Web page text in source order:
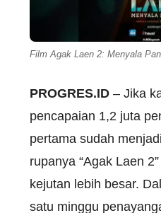
Film Agak Laen 2: Menyala
PROGRES.ID – Jika
pencapaian 1,2 juta
pertama sudah menjadi
rupanya “Agak Laen 2”
kejutan lebih besar.
satu minggu